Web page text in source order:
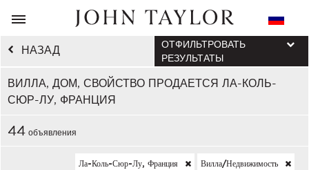
НАЗАД
ВИЛЛА, ДОМ, СВОЙСТВО ПРОДАЕТСЯ ЛА-КОЛЬ-
СЮР-ЛУ, ФРАНЦИЯ
ОТФИЛЬТРОВАТЬ
РЕЗУЛЬТАТЫ
44 объявления
Ла-Коль-Сюр-Лу, Франция Вилла/недвижимость